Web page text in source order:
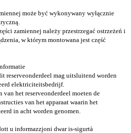
może być wykonywany wyłącznie
zamiennej należy przestrzegać ostrzeżeń i
w którym montowana jest część
reserveonderdeel mag uitsluitend worden
elektriciteitsbedrijf.
het reserveonderdeel moeten de
van het apparaat waarin het
in acht worden genomen.
u informazzjoni dwar is-sigurtà